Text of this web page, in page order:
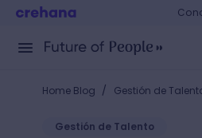
Home Blog / Gestión de
Gestión de Talento